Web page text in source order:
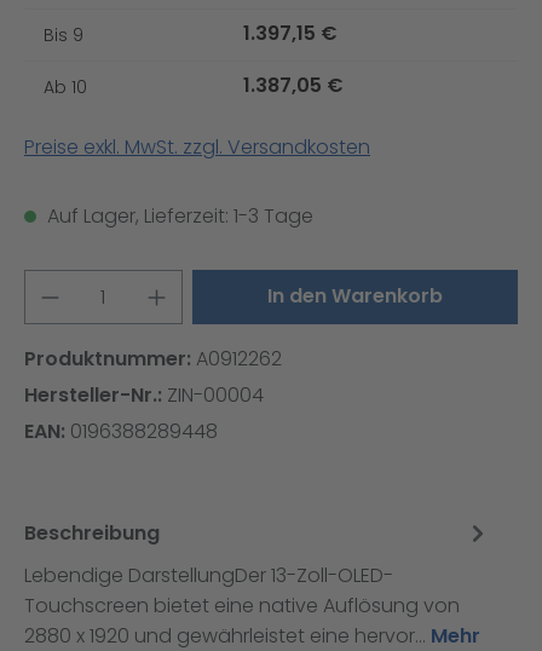
Bis 9 1.397,15 €
Ab 10 1.387,05 €
Preise exkl. MwSt. zzgl. Versandkosten
Auf Lager, Lieferzeit: 1-3 Tage
Produkt Anzahl: Gib denIn den Warenkorb
Produktnummer: A0912262
Hersteller-Nr.: ZIN-00004
EAN: 0196388289448
Beschreibung
Lebendige DarstellungDer 13-Zoll-OLED-
Touchscreen bietet eine native Auflösung von
2880 x 1920 und gewährleistet eine hervor… Mehr